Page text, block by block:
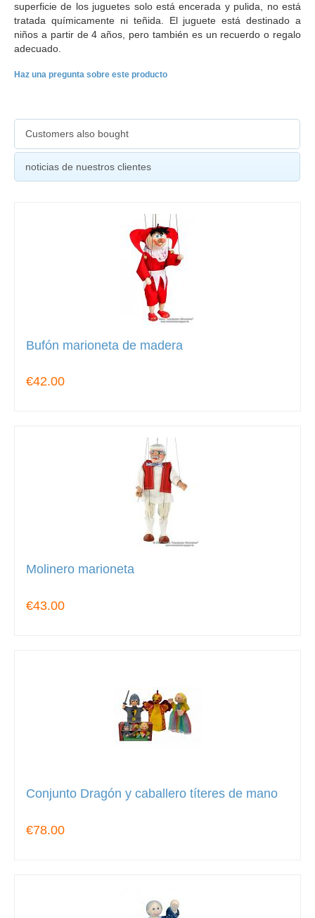
superficie de los juguetes solo está encerada y pulida, no está
tratada químicamente ni teñida. El juguete está destinado a
niños a partir de 4 años, pero también es un recuerdo o regalo
adecuado.
Haz una pregunta sobre este producto
Customers also bought
noticias de nuestros clientes
Bufón marioneta de madera
€42.00
Molinero marioneta
€43.00
Conjunto Dragón y caballero títeres de mano
€78.00